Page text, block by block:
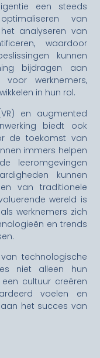
een steeds
van
analyseren van
waardoor
kunnen
bijdragen aan
voor werknemers,
in hun rol.
en augmented
biedt ook
de toekomst van
immers helpen
leeromgevingen
kunnen
van traditionele
wereld is
werknemers zich
en trends
technologische
niet alleen hun
cultuur creëren
voelen en
het succes van